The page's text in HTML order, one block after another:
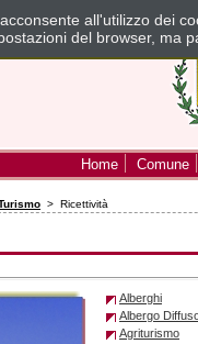
Home Comune
> Ricettività
Alberghi
Albergo
Agriturismo
all'utilizzo dei
del browser, ma